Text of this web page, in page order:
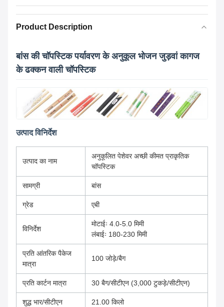
Product Description
बांस की चॉपस्टिक पर्यावरण के अनुकूल भोजन जुड़वां कागज
के ढक्कन वाली चॉपस्टिक
उत्पाद विनिर्देश
उत्पाद का नाम
अनुकूलित पेशेवर अच्छी कीमत प्राकृतिक
चॉपस्टिक
सामग्री बांस
ग्रेड एबी
विनिर्देश
मोटाईः 4.0-5.0 मिमी
लंबाईः 180-230 मिमी
प्रति आंतरिक पैकेज
मात्रा
100 जोड़े/बैग
प्रति कार्टन मात्रा 30 बैग/सीटीएन (3,000 टुकड़े/सीटीएन)
शुद्ध भार/सीटीएन 21.00 किलो